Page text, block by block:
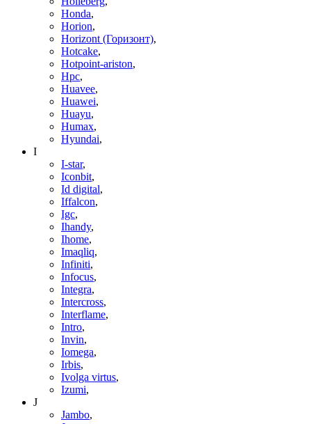
Honda,
Horion,
Horizont (Горизонт),
Hotcake,
Hotpoint-ariston,
Hpc,
Huavee,
Huawei,
Huayu,
Humax,
Hyundai,
I
I-star,
Iconbit,
Id digital,
Iffalcon,
Igc,
Ihandy,
Ihome,
Imaqliq,
Infiniti,
Infocus,
Integra,
Intercross,
Interflame,
Intro,
Invin,
Iomega,
Irbis,
Ivolga virtus,
Izumi,
J
Jambo,